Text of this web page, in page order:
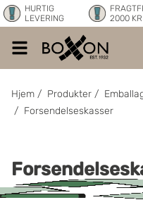
HURTIG
LEVERING
2000 KR
Hjem / Produkter /
/ Forsendelseskasser